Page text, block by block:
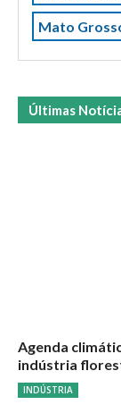
Mato
Últimas
Agenda
indústria
INDÚSTRIA